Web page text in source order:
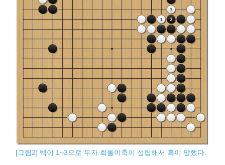
[그림2] 백이 1~3으로 두자 회돌이축이 성립해서 흑이 망했다.